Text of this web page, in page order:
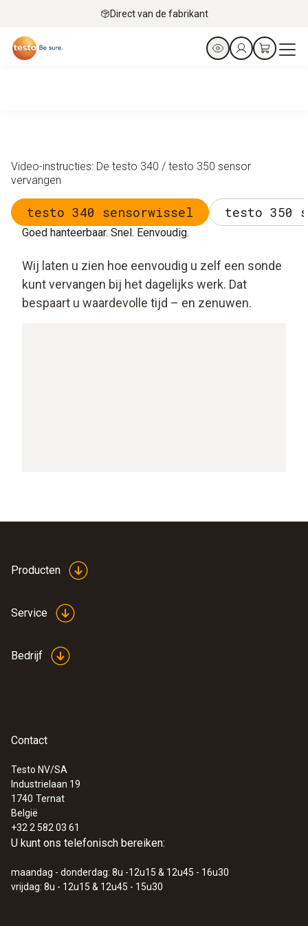
Direct van de fabrikant
Video-instructies: De testo 340 / testo 350 sensor
vervangen
testo 340 sensorwissel testo 350
Goed hanteerbaar. Snel. Eenvoudig.
Wij laten u zien hoe eenvoudig u zelf een sonde
kunt vervangen bij het dagelijks werk. Dat
bespaart u waardevolle tijd – en zenuwen.
Producten
Service
Bedrijf
Contact
Testo NV/SA
Industrielaan 19
1740 Ternat
België
+32 2 582 03 61
U kunt ons telefonisch bereiken:
maandag - donderdag: 8u -12u15 & 12u45 - 16u30
vrijdag: 8u - 12u15 & 12u45 - 15u30